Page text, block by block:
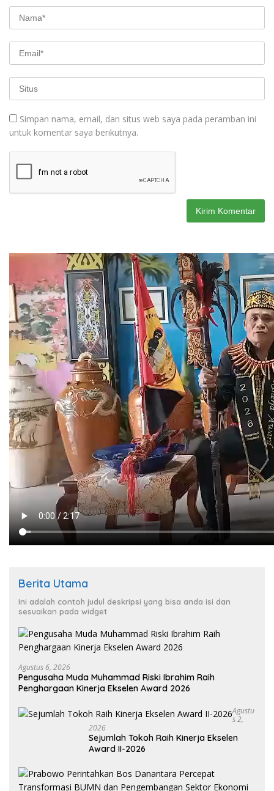
Simpan nama, email, dan situs web saya pada peramban ini
untuk komentar saya berikutnya.
Berita Utama
Ini adalah contoh judul deskripsi yang bisa anda isi dan
sesuaikan pada widget
Agustus 6, 2026
Pengusaha Muda Muhammad Riski Ibrahim Raih
Penghargaan Kinerja Ekselen Award 2026
Agustu
S 2,
2026
Sejumlah Tokoh Raih Kinerja Ekselen
Award II-2026